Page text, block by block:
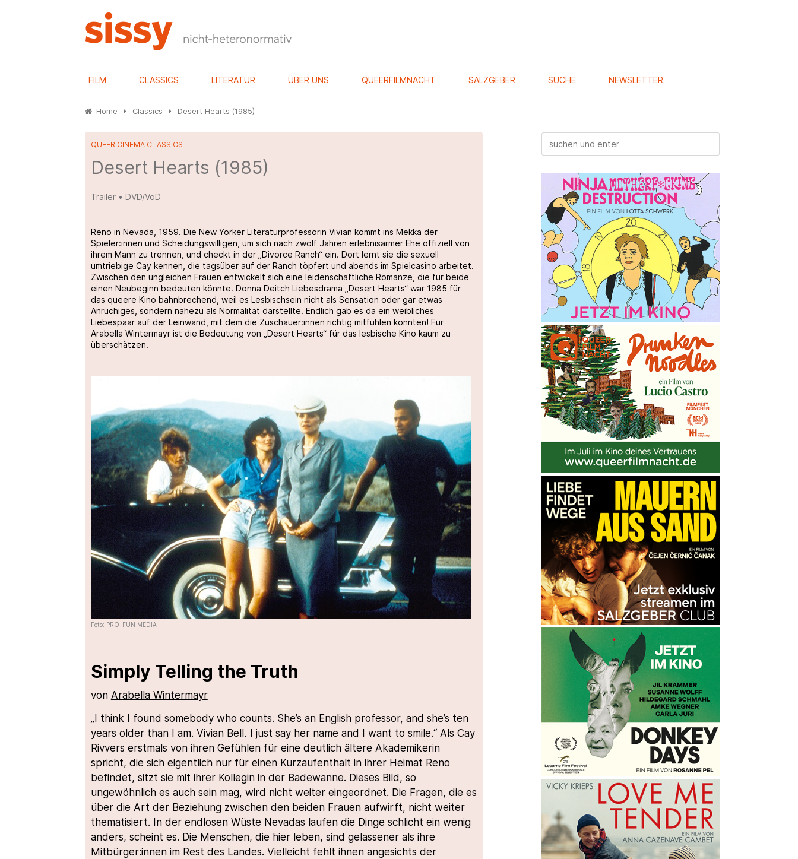
FILM CLASSICS LITERATUR ÜBER UNS QUEERFILMNACHT SALZGEBER SUCHE NEWSLETTER
Home Classics Desert Hearts (1985)
QUEER CINEMA CLASSICS
Desert Hearts (1985)
Trailer• DVD/VoD
Reno in Nevada, 1959. Die New Yorker Literaturprofessorin Vivian kommt ins Mekka der
Spieler:innen und Scheidungswilligen, um sich nach zwölf Jahren erlebnisarmer Ehe offiziell von
ihrem Mann zu trennen, und checkt in der „Divorce Ranch“ ein. Dort lernt sie die sexuell
umtriebige Cay kennen, die tagsüber auf der Ranch töpfert und abends im Spielcasino arbeitet.
Zwischen den ungleichen Frauen entwickelt sich eine leidenschaftliche Romanze, die für beide
einen Neubeginn bedeuten könnte. Donna Deitch Liebesdrama „Desert Hearts“ war 1985 für
das queere Kino bahnbrechend, weil es Lesbischsein nicht als Sensation oder gar etwas
Anrüchiges, sondern nahezu als Normalität darstellte. Endlich gab es da ein weibliches
Liebespaar auf der Leinwand, mit dem die Zuschauer:innen richtig mitfühlen konnten! Für
Arabella Wintermayr ist die Bedeutung von „Desert Hearts“ für das lesbische Kino kaum zu
überschätzen.
Foto: PRO-FUN MEDIA
Simply Telling the Truth
von Arabella Wintermayr
„I think I found somebody who counts. She’s an English professor, and she’s ten
years older than I am. Vivian Bell. I just say her name and I want to smile.“ Als Cay
Rivvers erstmals von ihren Gefühlen für eine deutlich ältere Akademikerin
spricht, die sich eigentlich nur für einen Kurzaufenthalt in ihrer Heimat Reno
befindet, sitzt sie mit ihrer Kollegin in der Badewanne. Dieses Bild, so
ungewöhnlich es auch sein mag, wird nicht weiter eingeordnet. Die Fragen, die es
über die Art der Beziehung zwischen den beiden Frauen aufwirft, nicht weiter
thematisiert. In der endlosen Wüste Nevadas laufen die Dinge schlicht ein wenig
anders, scheint es. Die Menschen, die hier leben, sind gelassener als ihre
Mitbürger:innen im Rest des Landes. Vielleicht fehlt ihnen angesichts der